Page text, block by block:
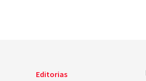
Editorias